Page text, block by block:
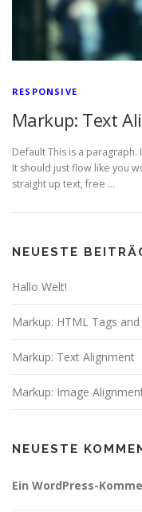
RESPONSIVE
Markup: Text
Default This is a
It should just flow like you
straight up text, free …
NEUESTE
Hallo Welt!
Markup: HTML Tags
Markup: Text Alignment
Markup: Image
NEUESTE
Ein WordPress-